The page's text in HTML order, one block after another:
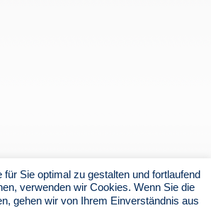
für Sie optimal zu gestalten und fortlaufend
verwenden wir Cookies. Wenn Sie die
gehen wir von Ihrem Einverständnis aus